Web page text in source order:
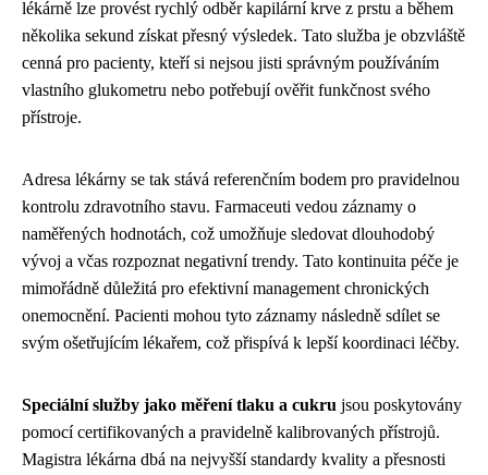
lékárně lze provést rychlý odběr kapilární krve z prstu a během
několika sekund získat přesný výsledek. Tato služba je obzvláště
cenná pro pacienty, kteří si nejsou jisti správným používáním
vlastního glukometru nebo potřebují ověřit funkčnost svého
přístroje.
Adresa lékárny se tak stává referenčním bodem pro pravidelnou
kontrolu zdravotního stavu. Farmaceuti vedou záznamy o
naměřených hodnotách, což umožňuje sledovat dlouhodobý
vývoj a včas rozpoznat negativní trendy. Tato kontinuita péče je
mimořádně důležitá pro efektivní management chronických
onemocnění. Pacienti mohou tyto záznamy následně sdílet se
svým ošetřujícím lékařem, což přispívá k lepší koordinaci léčby.
Speciální služby jako měření tlaku a cukru jsou poskytovány
pomocí certifikovaných a pravidelně kalibrovaných přístrojů.
Magistra lékárna dbá na nejvyšší standardy kvality a přesnosti